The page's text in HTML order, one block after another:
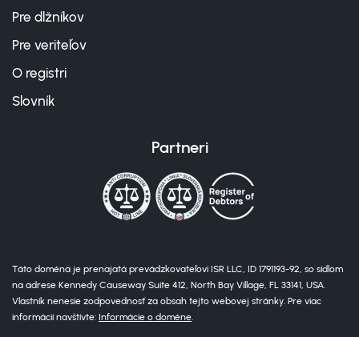
Pre dlžníkov
Pre veriteľov
O registri
Slovník
Partneri
Táto doména je prenajatá prevádzkovateľovi ISR LLC, ID 1791193-92, so sídlom
na adrese Kennedy Causeway Suite 412, North Bay Village, FL 33141, USA.
Vlastník nenesie zodpovednosť za obsah tejto webovej stránky. Pre viac
informácií navštívte: Informácie o doméne.